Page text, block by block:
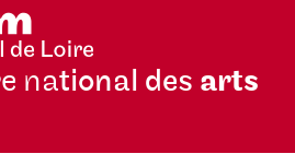
national des arts